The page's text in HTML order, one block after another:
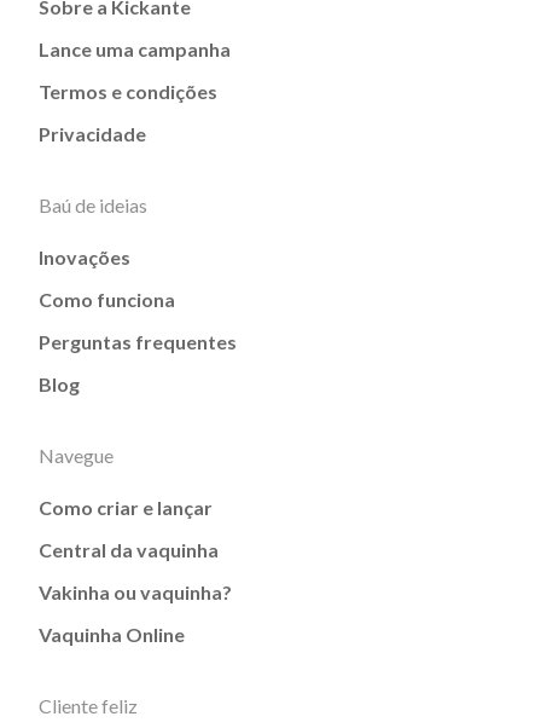
Sobre a Kickante
Lance uma campanha
Termos e condições
Privacidade
Baú de ideias
Inovações
Como funciona
Perguntas frequentes
Blog
Navegue
Como criar e lançar
Central da vaquinha
Vakinha ou vaquinha?
Vaquinha Online
Cliente feliz